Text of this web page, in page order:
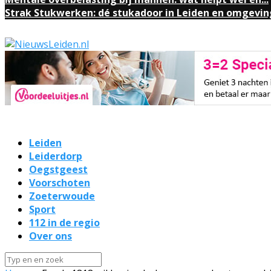
Strak Stukwerken: dé stukadoor in Leiden en
Leiden
Leiderdorp
Oegstgeest
Voorschoten
Zoeterwoude
Sport
112 in de regio
Over ons